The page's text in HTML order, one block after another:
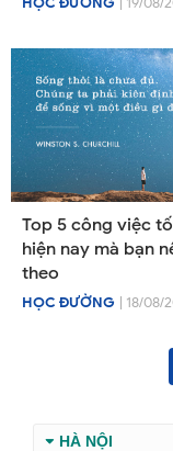
HỌC ĐƯỜNG | 19/08/
Top 5 công việc
hiện nay mà bạn
theo
HỌC ĐƯỜNG | 18/08/
HÀ NỘI